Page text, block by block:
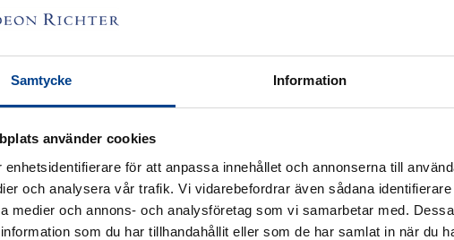
Samtycke Information
använder cookies
enhetsidentifierare för att anpassa innehållet och annonserna till
och analysera vår trafik. Vi vidarebefordrar även sådana
medier och annons- och analysföretag som vi samarbetar med.
som du har tillhandahållit eller som de har samlat in när du
sin eksamen i biomedicin på Uppsala Universitet forskede Mia i
på Karolinska Institut i 2008. Derefter har hun arbejdet i
Affairs Manager og sidenhen i forskellige funktioner inden for
har hun det allerbedst, når hun dyrker diverse udendørsaktiviteter